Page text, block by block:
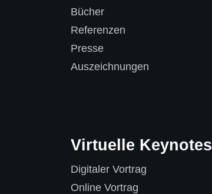
Bücher
Referenzen
Presse
Auszeichnungen
Virtuelle Keynotes
Digitaler Vortrag
Online Vortrag